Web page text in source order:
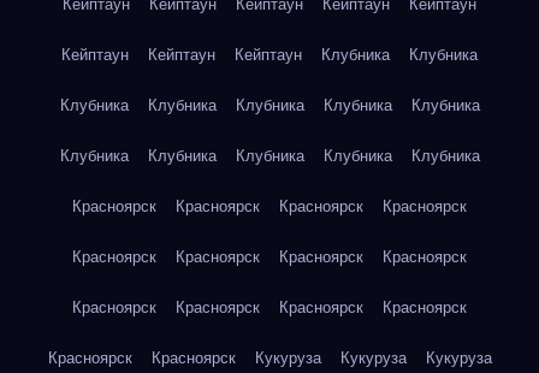
Кейптаун Кейптаун Кейптаун Кейптаун Кейптаун
Кейптаун Кейптаун Кейптаун Клубника Клубника
Клубника Клубника Клубника Клубника Клубника
Клубника Клубника Клубника Клубника Клубника
Красноярск Красноярск Красноярск Красноярск
Красноярск Красноярск Красноярск Красноярск
Красноярск Красноярск Красноярск Красноярск
Красноярск Красноярск Кукуруза Кукуруза Кукуруза